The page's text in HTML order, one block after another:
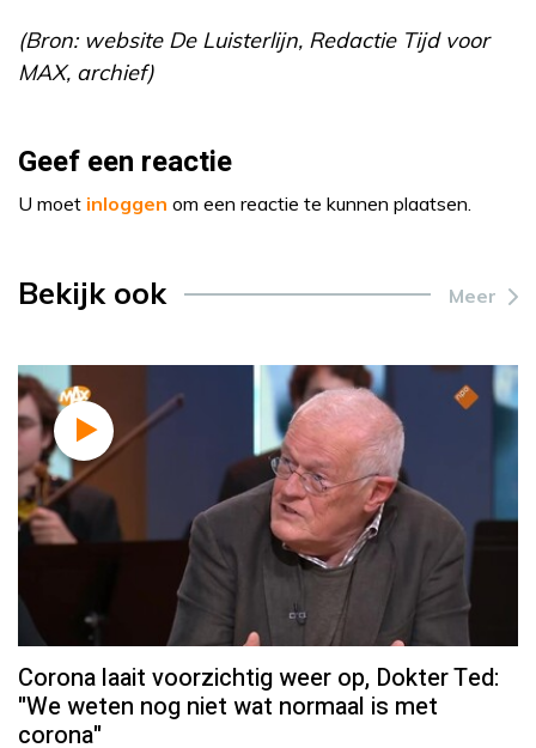
(Bron: website De Luisterlijn, Redactie Tijd voor
MAX, archief)
Geef een reactie
U moet inloggen om een reactie te kunnen plaatsen.
Bekijk ook Meer
Corona laait voorzichtig weer op, Dokter Ted:
"We weten nog niet wat normaal is met
corona"